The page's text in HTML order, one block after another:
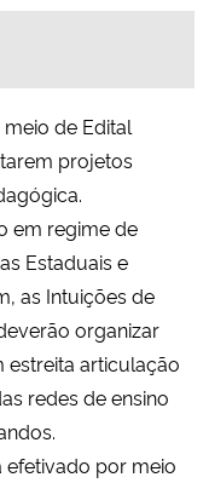
de Edital
projetos
em regime de
Estaduais e
as Intuições de
organizar
estreita articulação
redes de ensino
por meio